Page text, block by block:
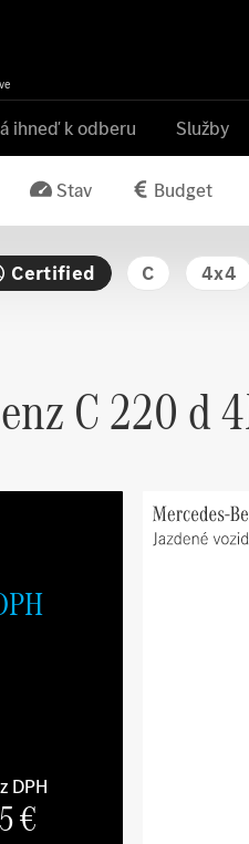
ihneď k odberu Služby
Stav Budget
Certified C 4x4
C 220 d
DPH
€